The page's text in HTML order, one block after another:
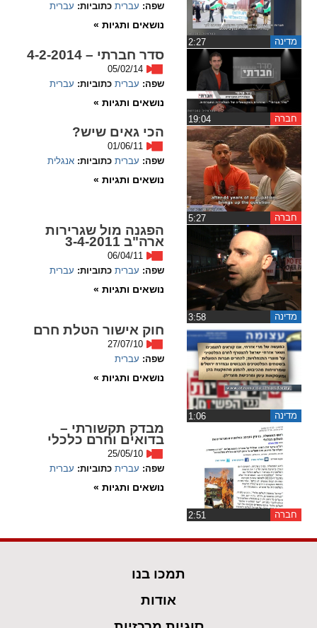
מדינה
שפה: עברית כתוביות: עברית
נושאים ותגיות »
חברה
סדר חברתי – 4-2-2014
05/02/14
שפה: עברית כתוביות: עברית
נושאים ותגיות »
חברה
הכי גאים שיש?
01/06/11
שפה: עברית כתוביות: אנגלית
נושאים ותגיות »
מדינה
הפגנה מול שגרירות
ארה"ב 3-4-2011
06/04/11
שפה: עברית כתוביות: עברית
נושאים ותגיות »
מדינה
חוק אישור הטלת חרם
27/07/10
שפה: עברית
נושאים ותגיות »
חברה
מבדק תקשורתי –
בדואים וחרם כלכלי
25/05/10
שפה: עברית כתוביות: עברית
נושאים ותגיות »
תמכו בנו
אודות